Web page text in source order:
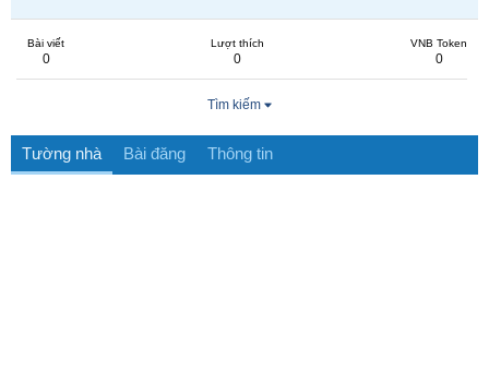
Bài viết
0
Lượt thích
0
VNB Token
0
Tìm kiếm
Tường nhà Bài đăng Thông tin